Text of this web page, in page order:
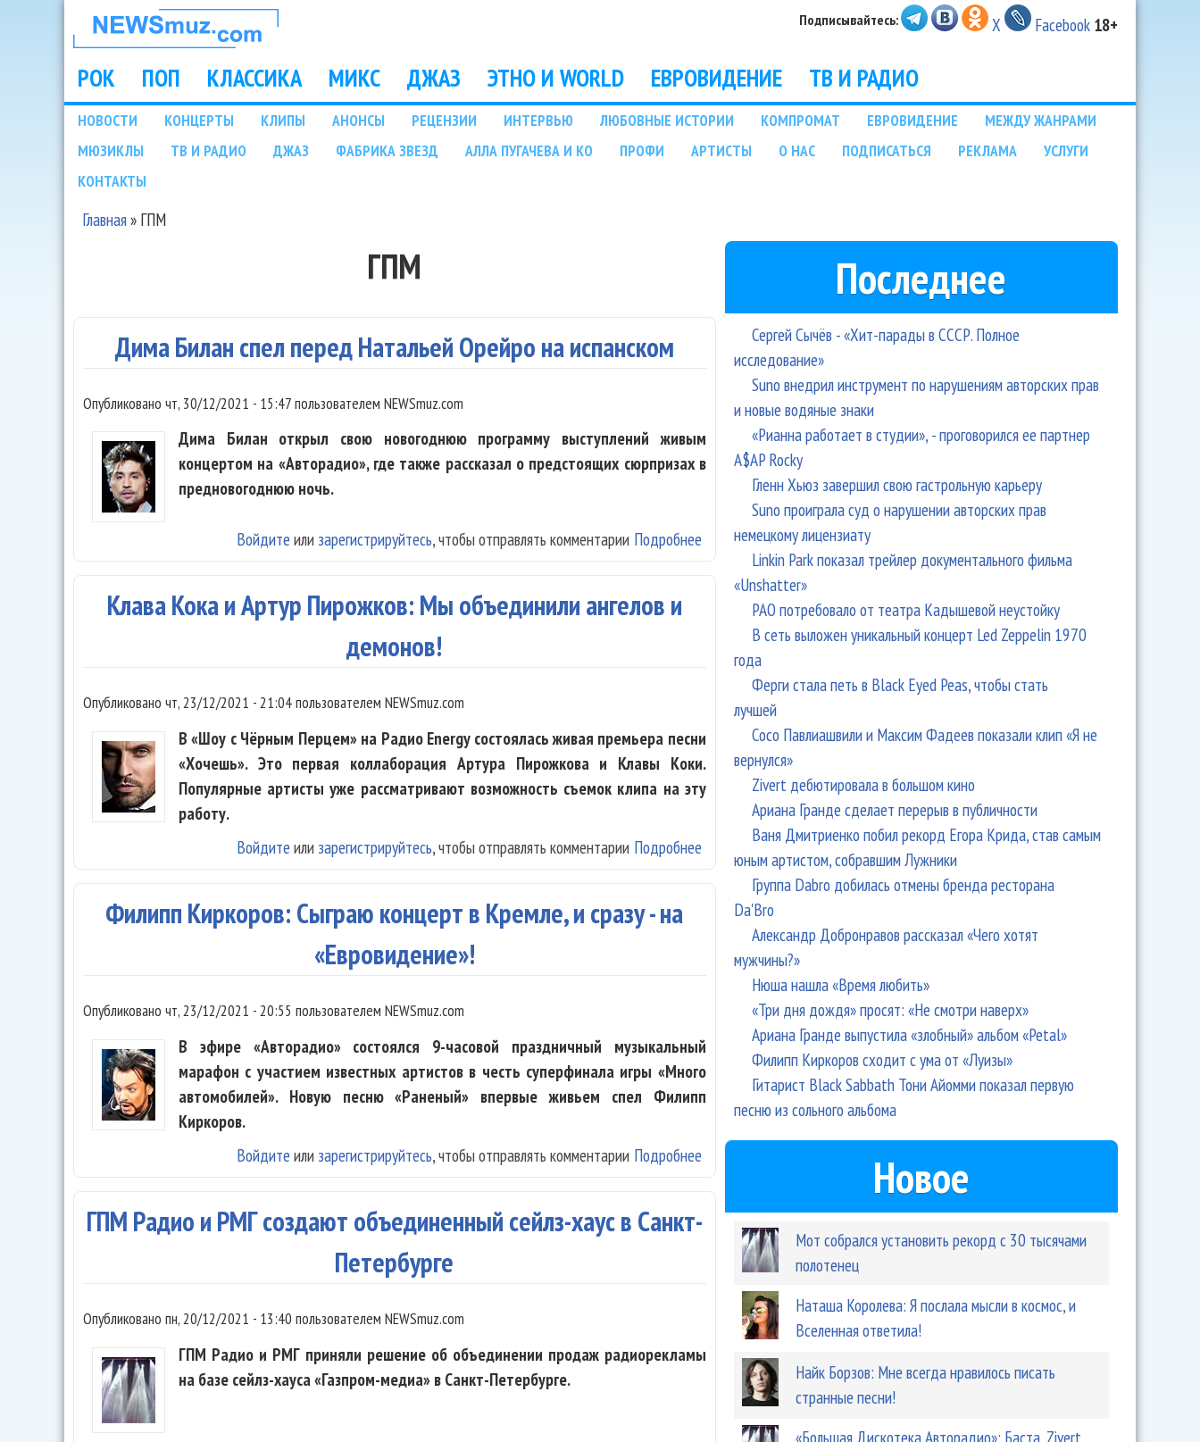
НОВОСТИ
МУЗЫКИ И
ШОУ БИЗНЕСА
NEWSMUZ.COM
Подписывайтесь: X Facebook 18+
Main menu
РОК ПОП КЛАССИКА МИКС ДЖАЗ ЭТНО И WORLD ЕВРОВИДЕНИЕ ТВ И РАДИО
Подразделы
НОВОСТИ КОНЦЕРТЫ КЛИПЫ АНОНСЫ РЕЦЕНЗИИ ИНТЕРВЬЮ ЛЮБОВНЫЕ ИСТОРИИ КОМПРОМАТ ЕВРОВИДЕНИЕ
МЕЖДУ ЖАНРАМИ
МЮЗИКЛЫ
ТВ И РАДИО ДЖАЗ ФАБРИКА ЗВЕЗД АЛЛА ПУГАЧЕВА И КО ПРОФИ АРТИСТЫ О НАС ПОДПИСАТЬСЯ РЕКЛАМА
УСЛУГИ
КОНТАКТЫ
Главная» ГПМ
ГПМ
Дима Билан спел перед Натальей Орейро на испанском
Опубликовано чт, 30/12/2021 - 15:47пользователем NEWSmuz.com
Дима Билан открыл свою новогоднюю программу выступлений живым
концертом на «Авторадио», где также рассказал о предстоящих сюрпризах в
предновогоднюю ночь.
Подробнее о Дима Билан спел перед Натальей Орейро на испанском
Войдите или зарегистрируйтесь, чтобы отправлять комментарии
Клава Кока и Артур Пирожков: Мы объединили ангелов и
демонов!
Опубликовано чт, 23/12/2021 - 21:04пользователем NEWSmuz.com
В «Шоу с Чёрным Перцем» на Радио Energy состоялась живая премьера песни
«Хочешь». Это первая коллаборация Артура Пирожкова и Клавы Коки.
Популярные артисты уже рассматривают возможность съемок клипа на эту
работу.
Подробнее о Клава Кока и Артур Пирожков: Мы объединили ангелов и демонов!
Войдите или зарегистрируйтесь, чтобы отправлять комментарии
Филипп Киркоров: Сыграю концерт в Кремле, и сразу - на
«Евровидение»!
Опубликовано чт, 23/12/2021 - 20:55 пользователем NEWSmuz.com
В эфире «Авторадио» состоялся 9-часовой праздничный музыкальный
марафон с участием известных артистов в честь суперфинала игры «Много
автомобилей». Новую песню «Раненый» впервые живьем спел Филипп
Киркоров.
Подробнее
Войдите или зарегистрируйтесь, чтобы отправлять комментарии
ГПМ Радио и РМГ создают объединенный сейлз-хаус в Санкт-
Петербурге
Опубликовано пн, 20/12/2021 - 13:40 пользователем NEWSmuz.com
ГПМ Радио и РМГ приняли решение об объединении продаж радиорекламы
на базе сейлз-хауса «Газпром-медиа» в Санкт-Петербурге.
Последнее
Сергей Сычёв - «Хит-парады в СССР. Полное
исследование»
Suno внедрил инструмент по нарушениям авторских прав
и новые водяные знаки
«Рианна работает в студии», - проговорился ее партнер
A$AP Rocky
Гленн Хьюз завершил свою гастрольную карьеру
Suno проиграла суд о нарушении авторских прав
немецкому лицензиату
Linkin Park показал трейлер документального фильма
«Unshatter»
РАО потребовало от театра Кадышевой неустойку
В сеть выложен уникальный концерт Led Zeppelin 1970
года
Ферги стала петь в Black Eyed Peas, чтобы стать
лучшей
Сосо Павлиашвили и Максим Фадеев показали клип «Я не
вернулся»
Zivert дебютировала в большом кино
Ариана Гранде сделает перерыв в публичности
Ваня Дмитриенко побил рекорд Егора Крида, став самым
юным артистом, собравшим Лужники
Группа Dabro добилась отмены бренда ресторана
Da'Bro
Александр Добронравов рассказал «Чего хотят
мужчины?»
Нюша нашла «Время любить»
«Три дня дождя» просят: «Не смотри наверх»
Ариана Гранде выпустила «злобный» альбом «Petal»
Филипп Киркоров сходит с ума от «Луизы»
Гитарист Black Sabbath Тони Айомми показал первую
песню из сольного альбома
Новое
Мот собрался установить рекорд с 30 тысячами
полотенец
Наташа Королева: Я послала мысли в космос, и
Вселенная ответила!
Найк Борзов: Мне всегда нравилось писать
странные песни!
«Большая Дискотека Авторадио»: Баста, Zivert,